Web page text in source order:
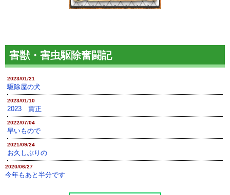
害獣・害虫駆除奮闘記
2023/01/21
駆除屋の犬
2023/01/10
2023 賀正
2022/07/04
早いもので
2021/09/24
お久しぶりの
2020/06/27
今年もあと半分です